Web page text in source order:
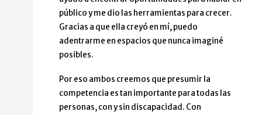
público y me dio las herramientas para crecer.
Gracias a que ella creyó en mí, puedo
adentrarme en espacios que nunca imaginé
posibles.
Por eso ambos creemos que presumir la
competencia es tan importante para todas las
personas, con y sin discapacidad. Con